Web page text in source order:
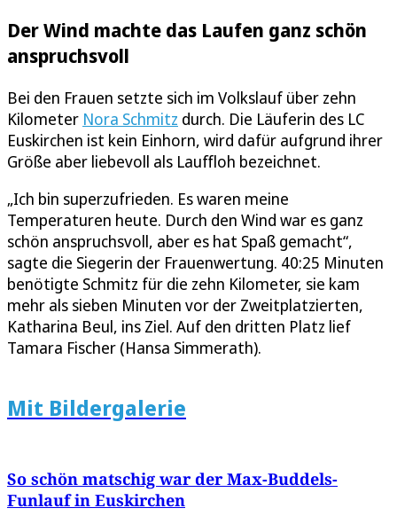
Der Wind machte das Laufen ganz schön
anspruchsvoll
Bei den Frauen setzte sich im Volkslauf über zehn
Kilometer Nora Schmitz durch. Die Läuferin des LC
Euskirchen ist kein Einhorn, wird dafür aufgrund ihrer
Größe aber liebevoll als Lauffloh bezeichnet.
„Ich bin superzufrieden. Es waren meine
Temperaturen heute. Durch den Wind war es ganz
schön anspruchsvoll, aber es hat Spaß gemacht“,
sagte die Siegerin der Frauenwertung. 40:25 Minuten
benötigte Schmitz für die zehn Kilometer, sie kam
mehr als sieben Minuten vor der Zweitplatzierten,
Katharina Beul, ins Ziel. Auf den dritten Platz lief
Tamara Fischer (Hansa Simmerath).
Mit Bildergalerie
So schön matschig war der Max-Buddels-
Funlauf in Euskirchen